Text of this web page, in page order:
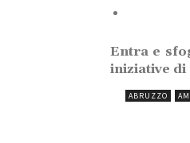
Entra e
iniziative
ABRUZZO